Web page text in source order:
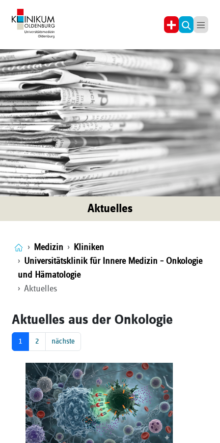
Aktuelles
Medizin
Kliniken
Universitätsklinik für Innere Medizin – Onkologie
und Hämatologie
Aktuelles
Aktuelles aus der Onkologie
1 2 nächste